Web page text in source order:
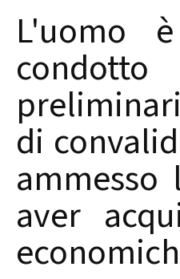
L'uomo
di
aver